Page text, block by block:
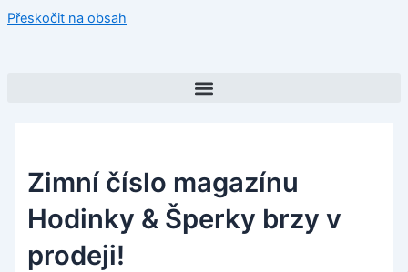
Přeskočit na obsah
Zimní číslo magazínu
Hodinky & Šperky brzy v
prodeji!